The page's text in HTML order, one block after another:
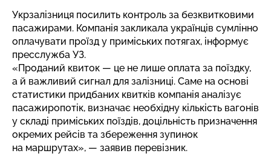
Укрзалізниця посилить контроль за безквитковими
пасажирами. Компанія закликала українців сумлінно
оплачувати проїзд у приміських потягах, інформує
пресслужба УЗ.
«Проданий квиток — це не лише оплата за поїздку,
а й важливий сигнал для залізниці. Саме на основі
статистики придбаних квитків компанія аналізує
пасажиропотік, визначає необхідну кількість вагонів
у складі приміських поїздів, доцільність призначення
окремих рейсів та збереження зупинок
на маршрутах», — заявив перевізник.